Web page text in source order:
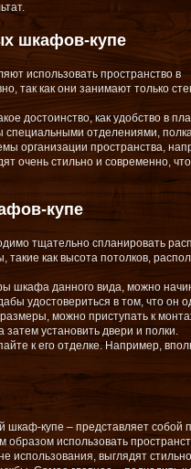
шкафов-купе
использовать пространство в
так как они занимают только
достоинство, как удобство в
отделениями,
организации пространства,
очень стильно и современно,
купе
тщательно спланировать
такие как высота потолков,
шкафа данного вида, можно
удостовериться в том, что он
можно приступать к
установить двери и полки.
к его отделке. Например,
купе – представляет собой
использовать
использования, выглядят